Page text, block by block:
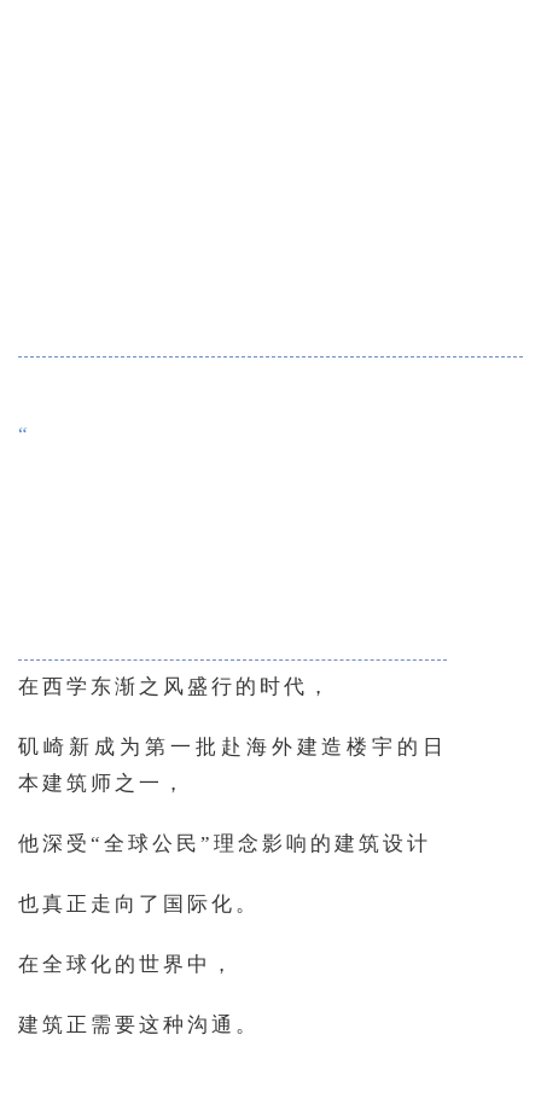
“
在西学东渐之风盛行的时代，
矶崎新成为第一批赴海外建造楼宇的日
本建筑师之一，
他深受“全球公民”理念影响的建筑设计
也真正走向了国际化。
在全球化的世界中，
建筑正需要这种沟通。